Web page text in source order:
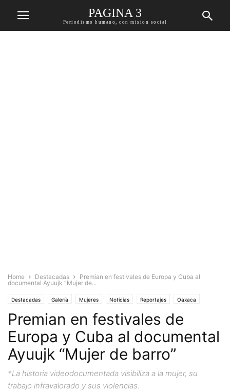
PAGINA 3
Periodismo humano, con mision social
Home Destacadas
Premian en festivales de Europa y Cuba al
documental Ayuujk “Mujer de...
Destacadas Galería Mujeres Noticias Reportajes Oaxaca
Sierra Norte
Premian en festivales de
Europa y Cuba al documental
Ayuujk “Mujer de barro”
*La historia videodocumentada visibiliza a la mujer, su
trabajo infravalorado y sus violencias.